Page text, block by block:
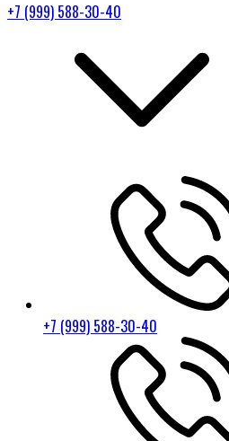
+7 (999) 588-30-40
+7 (999) 588-30-40